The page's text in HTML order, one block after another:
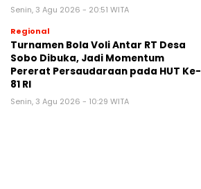
Senin, 3 Agu 2026 - 20:51 WITA
Regional
Turnamen Bola Voli Antar RT Desa
Sobo Dibuka, Jadi Momentum
Pererat Persaudaraan pada HUT Ke-
81 RI
Senin, 3 Agu 2026 - 10:29 WITA